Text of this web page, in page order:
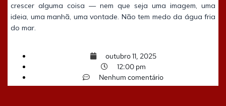
crescer alguma coisa — nem que seja uma imagem, uma
ideia, uma manhã, uma vontade. Não tem medo da água fria
do mar.
outubro 11, 2025
12:00 pm
Nenhum comentário